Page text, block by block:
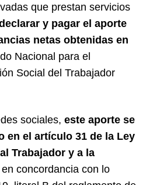
que prestan servicios
y pagar el aporte
netas obtenidas en
Nacional para el
Social del Trabajador
sociales, este aporte se
en el artículo 31 de la Ley
Trabajador y a la
en concordancia con lo